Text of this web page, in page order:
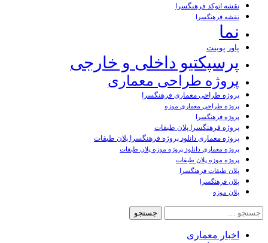
نقشه اتوکد فرهنگسرا
نقشه فرهنگسرا
نما
پاور پوینت
پرسپکتیو داخلی و خارجی
پروژه طراحی معماری
پروژه طراحی معماری فرهنگسرا
پروژه طراحی معماری موزه
پروژه فرهنگسرا
پروژه فرهنگسرا پلان طبقات
پروژه معماری دانلود پروژه فرهنگسرا پلان طبقات
پروژه معماری دانلود پروژه موزه پلان طبقات
پروژه موزه پلان طبقات
پلان طبقات فرهنگسرا
پلان فرهنگسرا
پلان موزه
جستجو
برای:
اخبار معماری